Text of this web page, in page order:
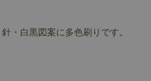
・白黒図案に多色刷りです。